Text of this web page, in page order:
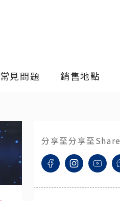
常見問題 銷售地點
分享至分享至Share